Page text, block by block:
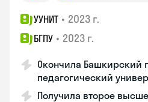
УУНИТ • 2023 г.
БГПУ • 2023 г.
Окончила Башкирский
педагогический
Получила второе